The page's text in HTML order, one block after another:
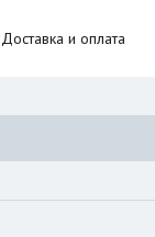
Доставка и оплата